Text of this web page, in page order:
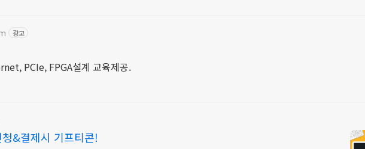
광고
PCIe, FPGA설계 교육제공.
&결제시 기프티콘!